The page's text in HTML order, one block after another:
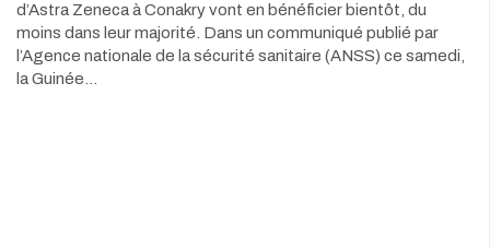
d’Astra Zeneca à Conakry vont en bénéficier bientôt, du
moins dans leur majorité. Dans un communiqué publié par
l’Agence nationale de la sécurité sanitaire (ANSS) ce samedi,
la Guinée…